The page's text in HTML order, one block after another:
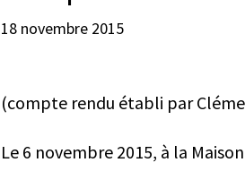
18 novembre 2015
(compte rendu établi par
Le 6 novembre 2015, à la